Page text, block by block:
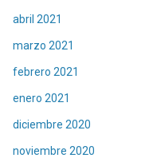
abril 2021
marzo 2021
febrero 2021
enero 2021
diciembre 2020
noviembre 2020